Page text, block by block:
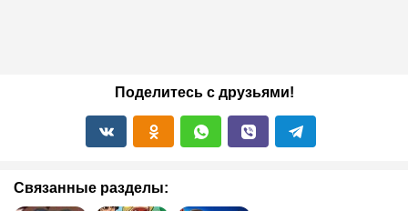
Поделитесь с друзьями!
Связанные разделы: